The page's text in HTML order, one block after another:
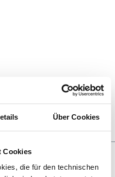
Über Cookies
Cookies
die für den technischen